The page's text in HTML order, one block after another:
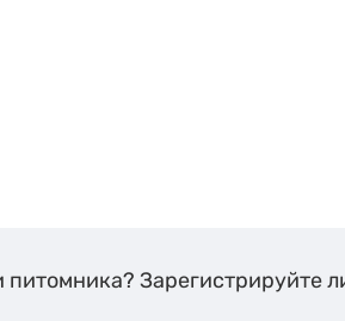
Зарегистрируйте